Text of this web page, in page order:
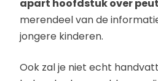
apart hoofdstuk over
merendeel van de
jongere kinderen.
Ook zal je niet echt